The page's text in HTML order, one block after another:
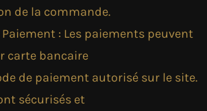
de la commande.
: Les paiements peuvent
carte bancaire
de paiement autorisé sur le site.
sécurisés et